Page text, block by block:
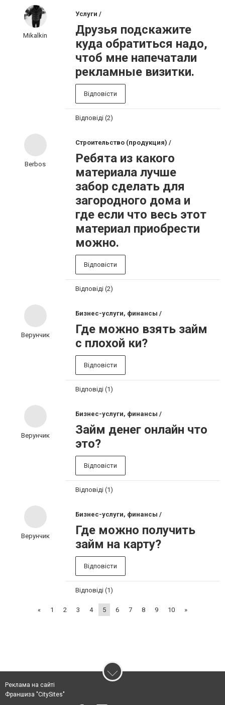
Mikalkin
Услуги /
Друзья подскажите
куда обратиться надо,
чтоб мне напечатали
рекламные визитки.
Відповісти
Відповіді (2)
Berbos
Строительство (продукция) /
Ребята из какого
материала лучше
забор сделать для
загородного дома и
где если что весь этот
материал приобрести
можно.
Відповісти
Відповіді (2)
Верунчик
Бизнес-услуги, финансы /
Где можно взять займ
с плохой ки?
Відповісти
Відповіді (1)
Верунчик
Бизнес-услуги, финансы /
Займ денег онлайн что
это?
Відповісти
Відповіді (1)
Верунчик
Бизнес-услуги, финансы /
Где можно получить
займ на карту?
Відповісти
Відповіді (1)
« 1 2 3 4 5 6 7 8 9 10 »
Реклама на сайті
Франшиза "CitySites"